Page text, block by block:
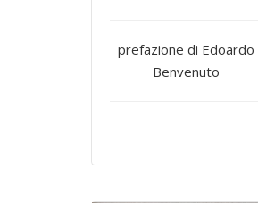
prefazione di Edoardo
Benvenuto